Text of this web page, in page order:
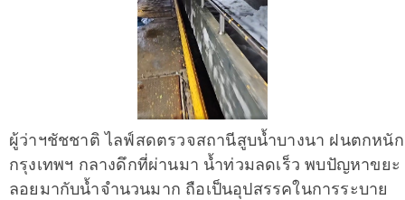
ผู้ว่าฯชัชชาติ ไลฟ์สดตรวจสถานีสูบน้ำบางนา ฝนตกหนัก
กรุงเทพฯ กลางดึกที่ผ่านมา น้ำท่วมลดเร็ว พบปัญหาขยะ
ลอยมากับน้ำจำนวนมาก ถือเป็นอุปสรรคในการระบาย